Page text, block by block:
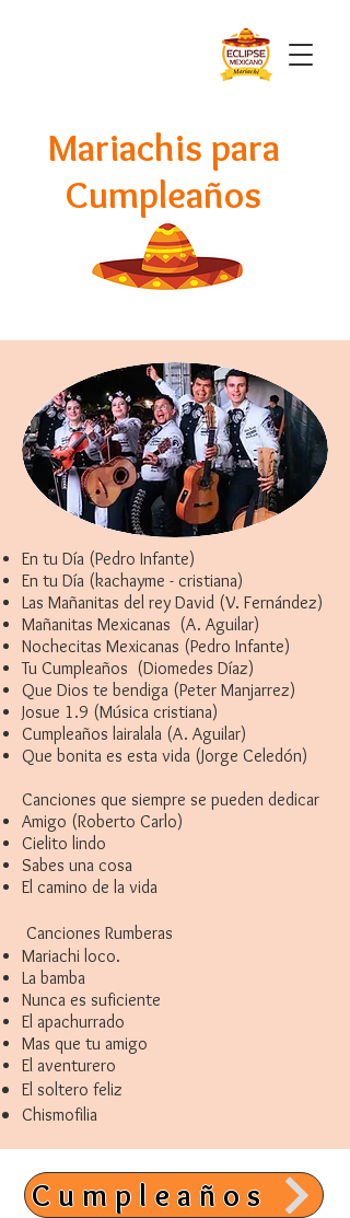
Mariachis para
Cumpleaños
En tu Día (Pedro Infante)
En tu Día (kachayme - cristiana)
Las Mañanitas del rey David (V. Fernández)
Mañanitas Mexicanas (A. Aguilar)
Nochecitas Mexicanas (Pedro Infante)
Tu Cumpleaños (Diomedes Díaz)
Que Dios te bendiga (Peter Manjarrez)
Josue 1.9 (Música cristiana)
Cumpleaños lairalala (A. Aguilar)
Que bonita es esta vida (Jorge Celedón)
Canciones que siempre se pueden dedicar
Amigo (Roberto Carlo)
Cielito lindo
Sabes una cosa
El camino de la vida
Canciones Rumberas
Mariachi loco.
La bamba
Nunca es suficiente
El apachurrado
Mas que tu amigo
El aventurero
El soltero feliz
Chismofilia
Cumpleaños